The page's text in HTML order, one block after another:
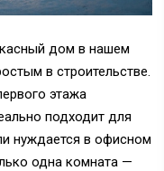
дом в нашем
в строительстве.
этажа
подходит для
нуждается в офисном
одна комната —